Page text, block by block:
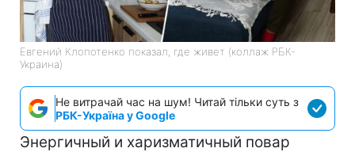
Евгений Клопотенко показал, где живет (коллаж РБК-
Украина)
Не витрачай час на шум! Читай тільки суть з
РБК-Україна у Google
Энергичный и харизматичный повар